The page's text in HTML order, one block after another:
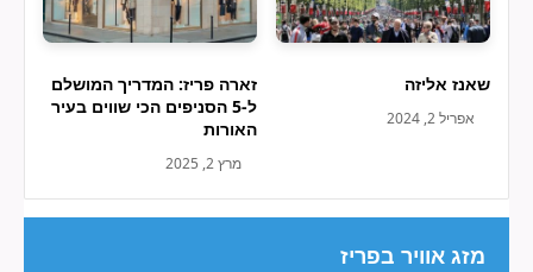
שאנז אליזה
אפריל 2, 2024
זארה פריז: המדריך המושלם
ל-5 הסניפים הכי שווים בעיר
האורות
מרץ 2, 2025
מזג אוויר בפריז